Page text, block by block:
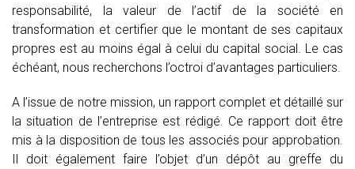
responsabilité, la valeur de l’actif de la société en
transformation et certifier que le montant de ses capitaux
propres est au moins égal à celui du capital social. Le cas
échéant, nous recherchons l’octroi d’avantages particuliers.
A l’issue de notre mission, un rapport complet et détaillé sur
la situation de l’entreprise est rédigé. Ce rapport doit être
mis à la disposition de tous les associés pour approbation.
Il doit également faire l’objet d’un dépôt au greffe du